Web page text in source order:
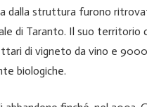
dalla struttura furono
di Taranto. Il suo territorio
di vigneto da vino e
biologiche.